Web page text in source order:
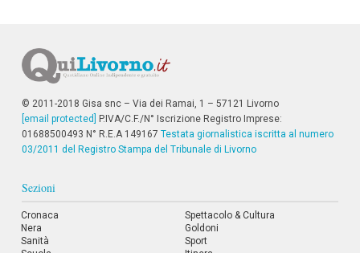
e
n
P
r
i
n
c
a
e
V
a
© 2011-2018 Gisa snc – Via dei Ramai, 1 – 57121 Livorno
[email protected]
P.IVA/C.F./N° Iscrizione Registro Imprese:
01688500493 N° R.E.A 149167 Testata giornalistica iscritta al numero
03/2011 del Registro Stampa del Tribunale di Livorno
Sezioni
Cronaca
Nera
Sanità
Spettacolo & Cultura
Goldoni
Sport